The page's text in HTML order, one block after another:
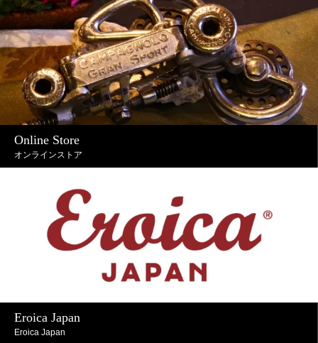
Online Store
オンラインストア
Eroica Japan
Eroica Japan